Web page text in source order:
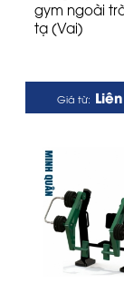
gym ngoài
tạ (Vai)
Giá từ: